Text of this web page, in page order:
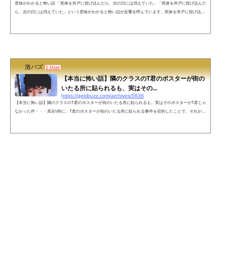
意味がわかると怖い話 「死体を井戸に投げ込んだら、次の日には消えていた」「死体を井戸に投げ込んだ
ら、次の日には消えていた」という意味がわかると怖い話が反響を呼んでいます。死体を井戸に投げ込ん
激バズ 1 User
【本当に怖い話】隣のクラスのT君のポスターが街の
いたる所に貼られるも、実はその...
https://gekibuzz.com/archives/5636
【本当に怖い話】隣のクラスのT君のポスターが街のいたる所に貼られるも、実はそのポスターがT君じゃ
なかった件・・・高3の時に、T君のポスターが街のいたる所に貼られる事件を目的したことで、それが本